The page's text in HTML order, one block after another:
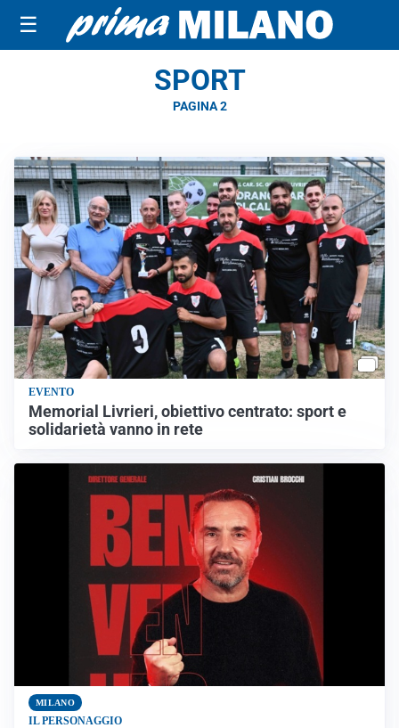
☰
SPORT
PAGINA 2
EVENTO
Memorial Livrieri, obiettivo centrato: sport e
solidarietà vanno in rete
MILANO
IL PERSONAGGIO